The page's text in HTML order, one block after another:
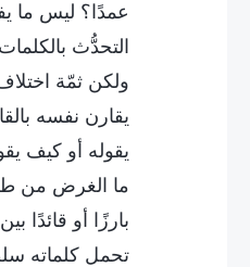
عمدًا؟ ليس ما
التحدُّث
ولكن ثمّة
يقارن نفسه
يقوله أو كيف
ما الغرض من
بارزًا أو قائدًا
تحمل كلماته